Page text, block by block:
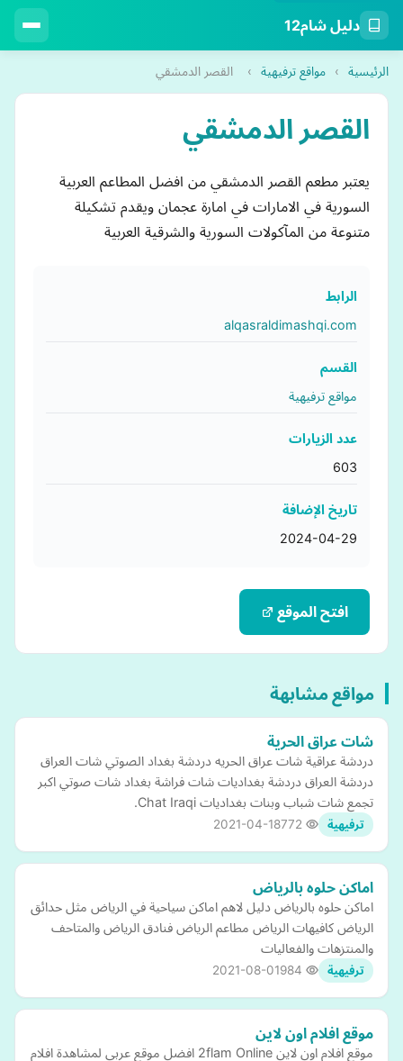
دليل شام12
الرئيسية › مواقع ترفيهية › القصر الدمشقي
القصر الدمشقي
يعتبر مطعم القصر الدمشقي من افضل المطاعم العربية
السورية في الامارات في امارة عجمان ويقدم تشكيلة
متنوعة من المآكولات السورية والشرقية العربية
الرابط
alqasraldimashqi.com
القسم
مواقع ترفيهية
عدد الزيارات
603
تاريخ الإضافة
2024-04-29
افتح الموقع
مواقع مشابهة
شات عراق الحرية
دردشة عراقية شات عراق الحريه دردشة بغداد الصوتي شات العراق
دردشة العراق دردشة بغداديات شات فراشة بغداد شات صوتي اكبر
تجمع شات شباب وبنات بغداديات Chat Iraqi.
ترفيهية 2021-04-18
اماكن حلوه بالرياض
اماكن حلوه بالرياض دليل لاهم اماكن سياحية في الرياض مثل حدائق
الرياض كافيهات الرياض مطاعم الرياض فنادق الرياض والمتاحف
والمنتزهات والفعاليات
ترفيهية 2021-08-01
موقع افلام اون لاين
موقع افلام اون لاين 2flam Online افضل موقع عربي لمشاهدة افلام